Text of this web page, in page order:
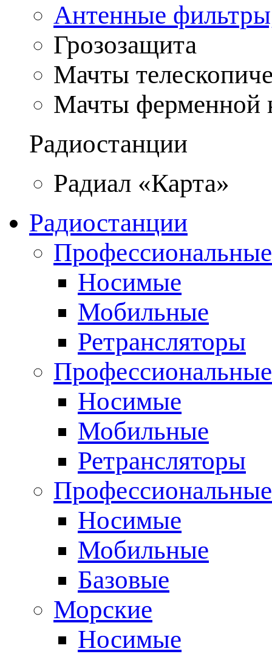
Антенные
Грозозащита
Мачты
Мачты ферменной
Радиостанции
Радиал «Карта»
Радиостанции
Носимые
Мобильные
Ретрансляторы
Носимые
Мобильные
Ретрансляторы
Носимые
Мобильные
Базовые
Морские
Носимые